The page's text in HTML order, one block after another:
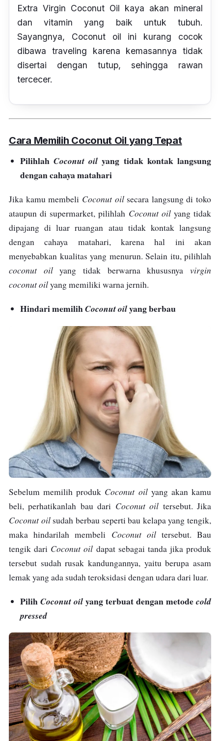
Extra Virgin Coconut Oil kaya akan mineral
dan vitamin yang baik untuk tubuh.
Sayangnya, Coconut oil ini kurang cocok
dibawa traveling karena kemasannya tidak
disertai dengan tutup, sehingga rawan
tercecer.
Cara Memilih Coconut Oil yang Tepat
Pilihlah Coconut oil yang tidak kontak langsung
dengan cahaya matahari
Jika kamu membeli Coconut oilsecara langsung di toko
ataupun di supermarket, pilihlah Coconut oilyang tidak
dipajang di luar ruangan atau tidak kontak langsung
dengan cahaya matahari, karena hal ini akan
menyebabkan kualitas yang menurun. Selain itu, pilihlah
coconut oilyang tidak berwarna khususnyavirgin
coconut oilyang memiliki warna jernih.
Hindari memilihCoconut oilyang berbau
Sebelum memilih produk Coconut oilyang akan kamu
beli, perhatikanlah bau dari Coconut oil tersebut. Jika
Coconut oilsudah berbau seperti bau kelapa yang tengik,
maka hindarilah membeli Coconut oiltersebut. Bau
tengik dari Coconut oil dapat sebagai tanda jika produk
tersebut sudah rusak kandungannya, yaitu berupa asam
lemak yang ada sudah teroksidasi dengan udara dari luar.
Pilih Coconut oilyang terbuat dengan metodecold
pressed